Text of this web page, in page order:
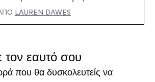
LAUREN DAWES
τον εαυτό σου
που θα δυσκολευτείς να